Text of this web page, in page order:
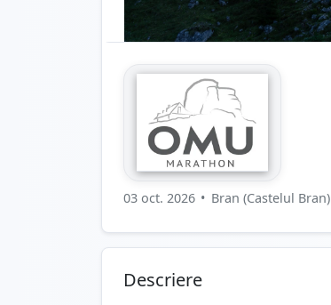
03 oct. 2026 • Bran (Castelul Bran)
Descriere